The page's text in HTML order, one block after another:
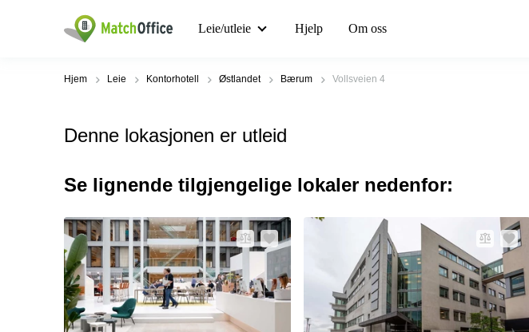
Leie/utleie Hjelp Om oss
Hjem Leie Kontorhotell Østlandet Bærum Vollsveien 4
Denne lokasjonen er utleid
Se lignende tilgjengelige lokaler nedenfor: